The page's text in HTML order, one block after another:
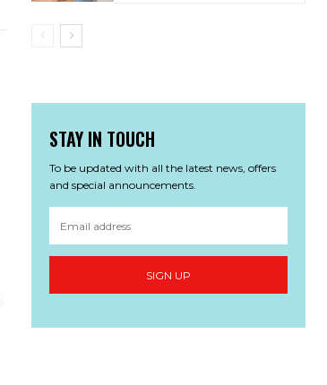
STAY IN TOUCH
To be updated with all the latest news, offers
and special announcements.
SIGN UP